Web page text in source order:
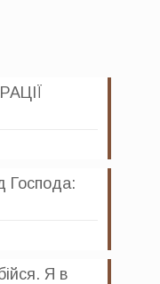
Господа:
Я в